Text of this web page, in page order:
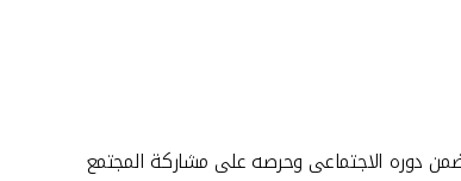
دوره الاجتماعى وحرصه على مشاركة المجتمع